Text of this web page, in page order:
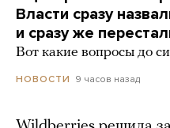
Власти сразу
и сразу же
Вот какие вопросы до
НОВОСТИ 9 часов назад